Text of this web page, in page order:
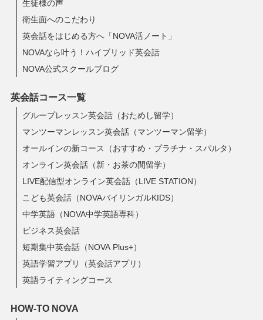
生徒様の声
衛生面へのこだわり
英会話をはじめる方へ「NOVA活ノート」
NOVAなら叶う！ハイブリッド英会話
NOVA公式スクールブログ
英会話コース一覧
グループレッスン英会話（おためし留学）
マンツーマンレッスン英会話（マンツーマン留学）
オールインの新コース（おすすめ・プラチナ・スパルタ）
オンライン英会話（新・お茶の間留学）
LIVE配信型オンライン英会話（LIVE STATION）
こども英会話（NOVAバイリンガルKIDS）
中学英語（NOVA中学英語専科）
ビジネス英会話
短期集中英会話（NOVA Plus+）
英語学習アプリ（英会話アプリ）
英語ライティングコース
HOW-TO NOVA